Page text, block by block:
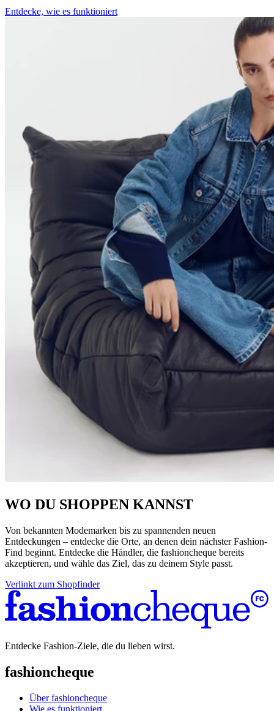
Entdecke, wie es funktioniert
WO DU SHOPPEN KANNST
Von bekannten Modemarken bis zu spannenden neuen
Entdeckungen – entdecke die Orte, an denen dein nächster Fashion-
Find beginnt. Entdecke die Händler, die fashioncheque bereits
akzeptieren, und wähle das Ziel, das zu deinem Style passt.
Verlinkt zum Shopfinder
Entdecke Fashion-Ziele, die du lieben wirst.
fashioncheque
Über fashioncheque
Wie es funktioniert